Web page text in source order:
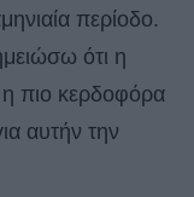
περίοδο.
ότι η
πιο κερδοφόρα
αυτήν την